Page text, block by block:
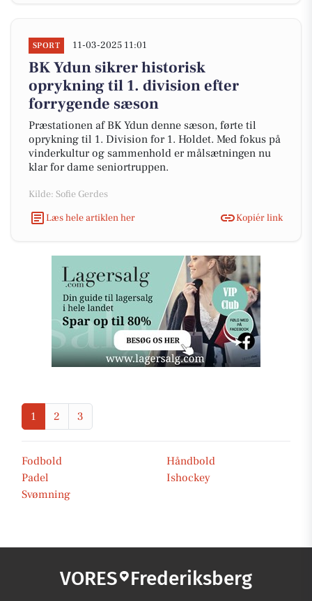
SPORT 11-03-2025 11:01
BK Ydun sikrer historisk
oprykning til 1. division efter
forrygende sæson
Præstationen af BK Ydun denne sæson, førte til
oprykning til 1. Division for 1. Holdet. Med fokus på
vinderkultur og sammenhold er målsætningen nu
klar for dame seniortruppen.
Kilde: Sofie Gerdes
Læs hele artiklen her
Kopiér link
1 2 3
Fodbold
Håndbold
Padel
Ishockey
Svømning
VORES Frederiksberg